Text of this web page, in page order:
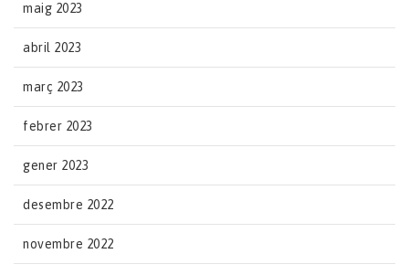
maig 2023
abril 2023
març 2023
febrer 2023
gener 2023
desembre 2022
novembre 2022